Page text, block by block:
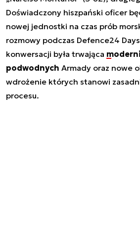
Doświadczony hiszpański oficer
nowej jednostki na czas prób
rozmowy podczas Defence24
konwersacji była trwająca
podwodnych Armady oraz nowe
wdrożenie których stanowi
procesu.